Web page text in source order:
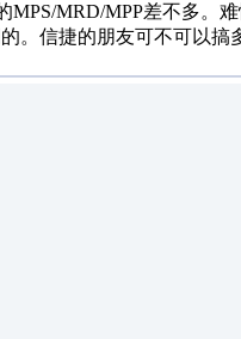
MRD/MPP差不多。
。信捷的朋友可不可以搞